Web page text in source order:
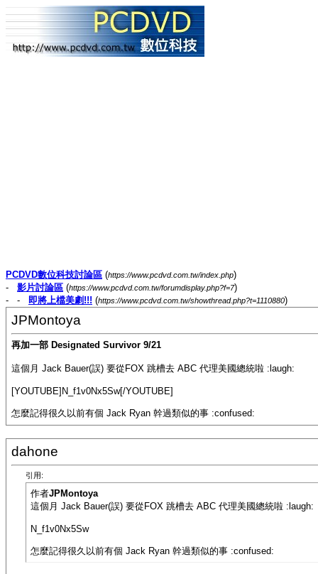
PCDVD數位科技討論區 (https://www.pcdvd.com.tw/index.php)
- 影片討論區 (https://www.pcdvd.com.tw/forumdisplay.php?f=7)
- - 即將上檔美劇!!! (https://www.pcdvd.com.tw/showthread.php?t=1110880)
JPMontoya
再加一部 Designated Survivor 9/21
這個月 Jack Bauer(誤) 要從FOX 跳槽去 ABC 代理美國總統啦 :laugh:
[YOUTUBE]N_f1v0Nx5Sw[/YOUTUBE]
怎麼記得很久以前有個 Jack Ryan 幹過類似的事 :confused:
dahone
引用:
作者JPMontoya
這個月 Jack Bauer(誤) 要從FOX 跳槽去 ABC 代理美國總統啦 :laugh:
N_f1v0Nx5Sw
怎麼記得很久以前有個 Jack Ryan 幹過類似的事 :confused: